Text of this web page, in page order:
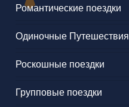
Романтические поездки
Одиночные Путешествия
Роскошные поездки
Групповые поездки